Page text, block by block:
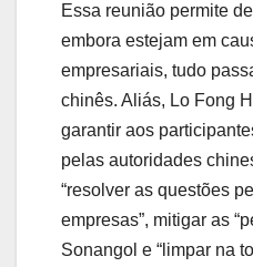
Essa reunião permite
embora estejam em
empresariais, tudo
chinês. Aliás, Lo Fong
garantir aos
pelas autoridades
“resolver as questões
empresas”, mitigar as
Sonangol e “limpar na